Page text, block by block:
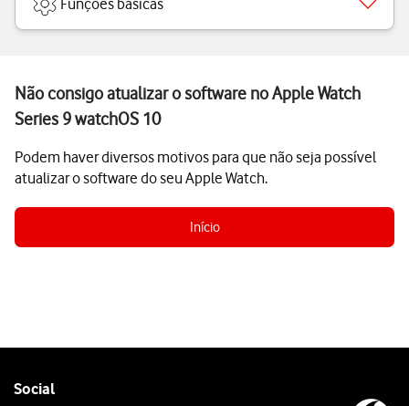
Funções básicas
Não consigo atualizar o software no Apple Watch
Series 9 watchOS 10
Podem haver diversos motivos para que não seja possível
atualizar o software do seu Apple Watch.
Início
Follow
Social